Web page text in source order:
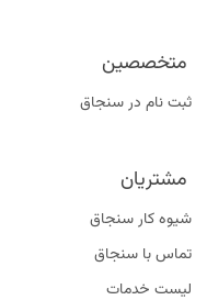
متخصصین
ثبت نام در سنجاق
مشتریان
شیوه کار سنجاق
تماس با سنجاق
لیست خدمات